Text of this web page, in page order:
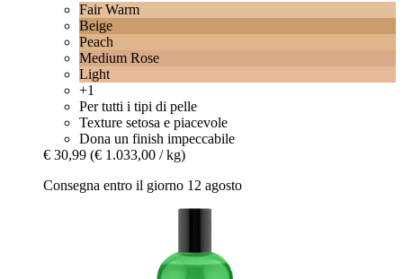
Fair Warm
Beige
Peach
Medium Rose
Light
+1
Per tutti i tipi di pelle
Texture setosa e piacevole
Dona un finish impeccabile
€ 30,99 (€ 1.033,00 / kg)
Consegna entro il giorno 12 agosto